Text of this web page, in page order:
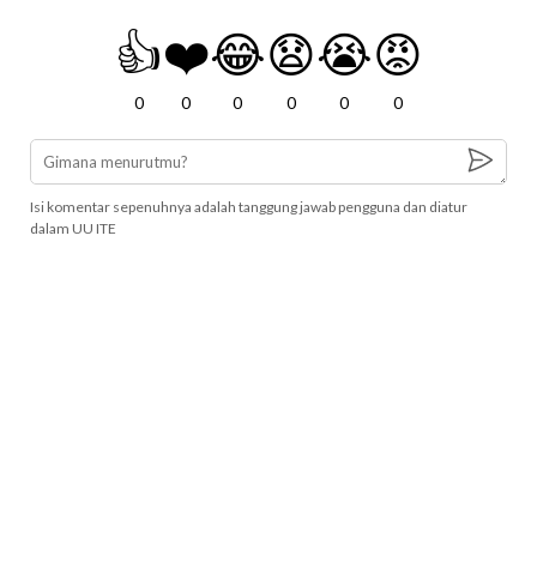
👍
0
❤️
0
😂
0
😧
0
😭
0
😡
0
Isi komentar sepenuhnya adalah tanggung jawab pengguna dan diatur
dalam UU ITE